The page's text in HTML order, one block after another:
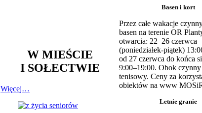
W MIEŚCIE
I SOŁECTWIE
Więcej…
Basen i kort
Przez całe wakacje
basen na terenie OR
otwarcia: 22–26 czerwca
(poniedziałek-piątek)
od 27 czerwca do końca
9:00–19:00. Obok
tenisowy. Ceny za
obiektów na www
Letnie granie